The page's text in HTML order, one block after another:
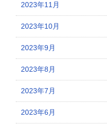
2023年11月
2023年10月
2023年9月
2023年8月
2023年7月
2023年6月